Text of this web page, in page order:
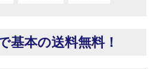
基本の送料無料！